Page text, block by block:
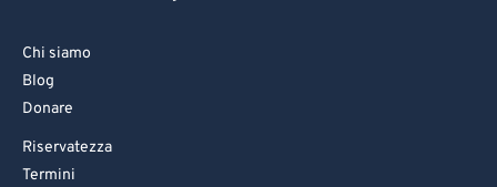
Chi siamo
Blog
Donare
Riservatezza
Termini